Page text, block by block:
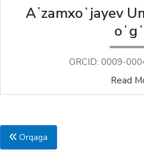
Aʼzamxoʻjayev
ORCID: 0009-
Read
Orqaga